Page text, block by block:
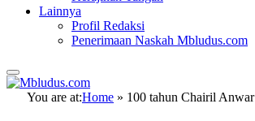
Lainnya
Profil Redaksi
Penerimaan Naskah Mbludus.com
You are at:Home » 100 tahun Chairil Anwar